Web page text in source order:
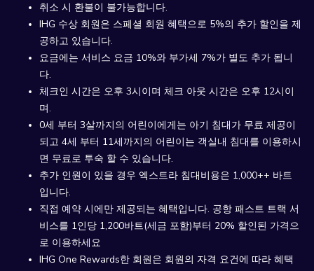
취소 시 환불이 불가능합니다.
IHG 수상 회원은 스페셜 회원 혜택으로 5%의 추가 할인을 제
공하고 있습니다.
요금에는 서비스 요금 10%와 부가세 7%가 별도 추가 됩니
다.
체크인 시간은 오후 3시이며 체크 아웃 시간은 오후 12시이
며.
0세 부터 3살까지의 어린이에게는 아기 침대가 무료 제공이
되고 4세 부터 11세까지의 어린이는 객실내 침대를 이용하시
면 무료로 투숙 할 수 있습니다.
추가 인원이 있을 경우 엑스트라 침대비용은 1,000++ 바트
입니다.
직접 예약 시에만 제공되는 혜택입니다. 공항 패스트 트랙 서
비스를 1인당 1,200바트(세금 포함)부터 20% 할인된 가격으
로 이용하세요
IHG One Rewards한 회원은 회원의 자격 요건에 따라 혜택